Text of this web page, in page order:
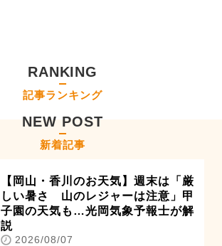
RANKING
記事ランキング
NEW POST
新着記事
【岡山・香川のお天気】週末は「厳
しい暑さ 山のレジャーは注意」甲
子園の天気も…光岡気象予報士が解
説
2026/08/07